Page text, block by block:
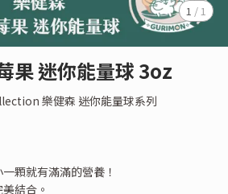
1 / 1
果 迷你能量球 3oz
樂健森 迷你能量球系列
顆就有滿滿的營養！
結合。